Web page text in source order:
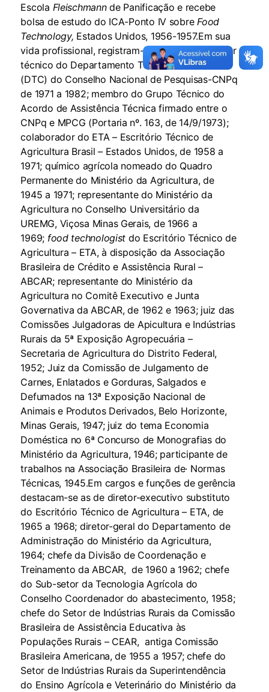
Escola Fleischmannde Panificação e recebe
bolsa de estudo do ICA-Ponto IV sobreFood
Technology, Estados Unidos, 1956­-1957.Em sua
vida profissional, registram-se também: assessor
técnico do Departamento Técnico e Científico
(DTC) do Conselho Nacional de Pesquisas-CNPq
de 1971 a 1982; membro do Grupo Técnico do
Acordo de Assistência Técnica firmado entre o
CNPq e MPCG (Portaria nº. 163, de 14/9/1973);
colaborador do ETA – Escritório Técnico de
Agricultura Brasil – Estados Unidos, de 1958 a
1971; químico agrícola nomeado do Quadro
Permanente do Ministério da Agricultura, de
1945 a 1971; representante do Ministério da
Agricultura no Conselho Universitário da
UREMG, Viçosa Minas Gerais, de 1966 a
1969; food technologist do Escritório Técnico de
Agricultura – ETA, à disposição da Associação
Brasileira de Crédito e Assistência Rural –
ABCAR; representante do Ministério da
Agricultura no Comitê Executivo e Junta
Governativa da ABCAR, de 1962 e 1963; juiz das
Comissões Julgadoras de Apicultura e Indústrias
Rurais da 5ª Exposição Agropecuária –
Secretaria de Agricultura do Distrito Federal,
1952; Juiz da Comissão de Julgamento de
Carnes, Enlatados e Gorduras, Salgados e
Defumados na 13ª Exposição Nacional de
Animais e Produtos Derivados, Belo Horizonte,
Minas Gerais, 1947; juiz do tema Economia
Doméstica no 6ª Concurso de Monografias do
Ministério da Agricultura, 1946; participante de
trabalhos na Associação Brasileira de· Normas
Técnicas, 1945.Em cargos e funções de gerência
destacam-se as de diretor-executivo substituto
do Escritório Técnico de Agricultura – ETA, de
1965 a 1968; diretor-geral do Departamento de
Administração do Ministério da Agricultura,
1964; chefe da Divisão de Coordenação e
Treinamento da ABCAR, de 1960 a 1962; chefe
do Sub-setor da Tecnologia Agrícola do
Conselho Coordenador do abastecimento, 1958;
chefe do Setor de Indústrias Rurais da Comissão
Brasileira de Assistência Educativa às
Populações Rurais – CEAR, antiga Comissão
Brasileira Americana, de 1955 a 1957; chefe do
Setor de Indústrias Rurais da Superintendência
do Ensino Agrícola e Veterinário do Ministério da